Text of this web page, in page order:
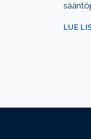
LUE